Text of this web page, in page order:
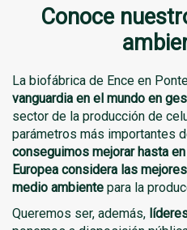
Conoce
La biofábrica de Ence en
vanguardia en el mundo en
sector de la producción de
parámetros más importantes
conseguimos mejorar hasta
Europea considera las
medio ambiente para la
Queremos ser, además,